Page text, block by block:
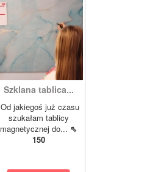
Szklana tablica...
Od jakiegoś już czasu
szukałam tablicy
magnetycznej do... ⇖
150